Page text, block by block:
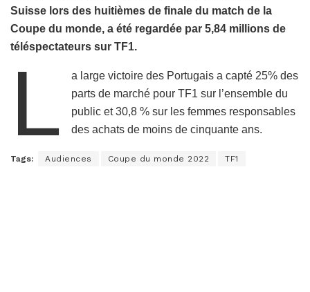
Suisse lors des huitièmes de finale du match de la
Coupe du monde, a été regardée par 5,84 millions de
téléspectateurs sur TF1.
L
a large victoire des Portugais a capté 25% des
parts de marché pour TF1 sur l’ensemble du
public et 30,8 % sur les femmes responsables
des achats de moins de cinquante ans.
Tags: Audiences Coupe du monde 2022 TF1